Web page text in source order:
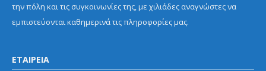
την πόλη και τις συγκοινωνίες της, με χιλιάδες αναγνώστες να
εμπιστεύονται καθημερινά τις πληροφορίες μας.
ΕΤΑΙΡΕΙΑ